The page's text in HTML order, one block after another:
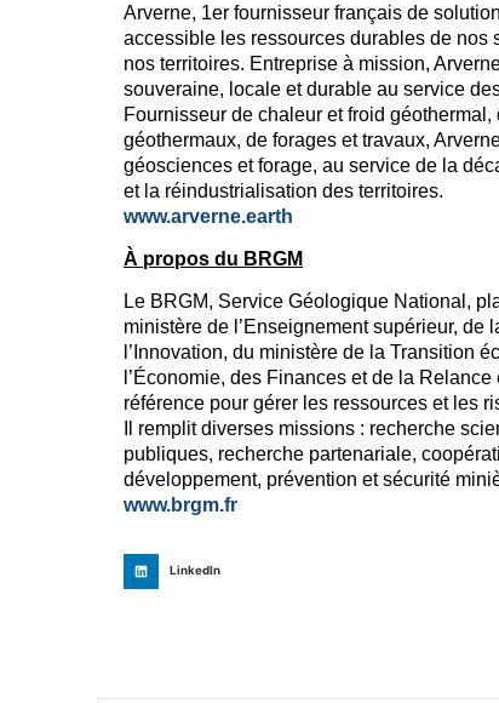
Arverne, 1er fournisseur français de
accessible les ressources durables de nos
nos territoires. Entreprise à mission,
souveraine, locale et durable au service
Fournisseur de chaleur et froid
géothermaux, de forages et travaux,
géosciences et forage, au service de la
et la réindustrialisation des territoires.
www.arverne.earth
À propos du BRGM
Le BRGM, Service Géologique National,
ministère de l’Enseignement supérieur, de
l’Innovation, du ministère de la Transition
l’Économie, des Finances et de la
référence pour gérer les ressources et les
Il remplit diverses missions : recherche
publiques, recherche partenariale,
développement, prévention et sécurité
www.brgm.fr
LinkedIn